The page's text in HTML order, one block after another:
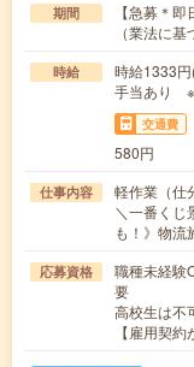
期間
【急募＊
（業法に基
時給
時給1333
手当あり ※
交通費
580円
仕事内容
軽作業（仕
＼一番くじ
も！》物
応募資格
職種未経験
要
高校生は不
【雇用契